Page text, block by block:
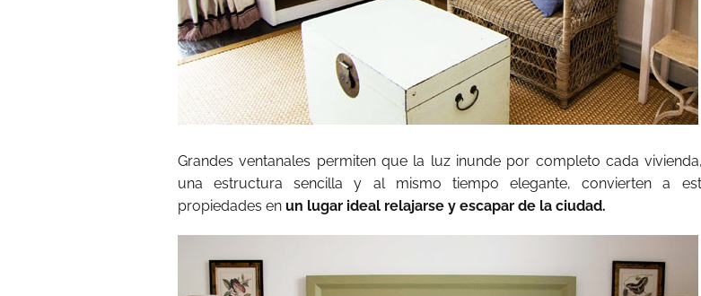
Grandes ventanales permiten que la luz inunde por completo cada
una estructura sencilla y al mismo tiempo elegante, convierten a
propiedades en un lugar ideal relajarse y escapar de la ciudad.